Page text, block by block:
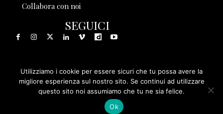
Collabora con noi
SEGUICI
© 1999 - 2025 Storia in Rete Srl - Tutti i diritti riservati - P.
IVA 08570971005
Utilizziamo i cookie per essere sicuri che tu possa avere la
migliore esperienza sul nostro sito. Se continui ad utilizzare
questo sito noi assumiamo che tu ne sia felice.
Ok